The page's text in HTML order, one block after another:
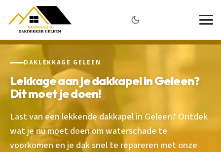
DAKLEKKAGE GELEEN
Lekkage aan je dakkapel in Geleen?
Dit moet je doen!
Last van een lekkende dakkapel in Geleen? Ontdek
wat je nu moet doen om waterschade te
voorkomen en je dak snel te repareren met onze